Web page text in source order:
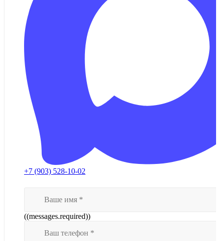
+7 (903) 528-10-02
((messages.required))